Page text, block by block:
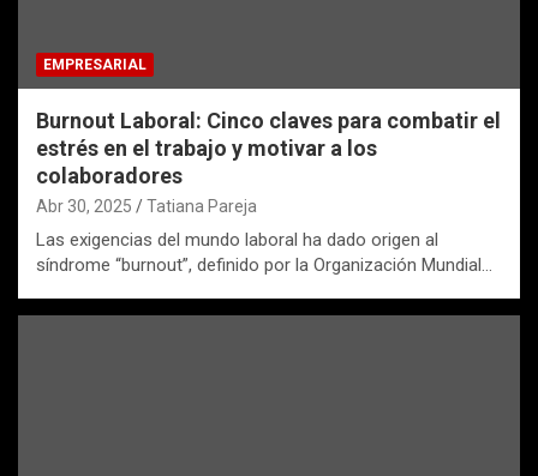
EMPRESARIAL
Burnout Laboral: Cinco claves para combatir el
estrés en el trabajo y motivar a los
colaboradores
Abr 30, 2025 Tatiana Pareja
Las exigencias del mundo laboral ha dado origen al
síndrome “burnout”, definido por la Organización Mundial…